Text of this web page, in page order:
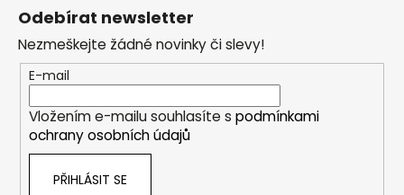
Odebírat newsletter
Nezmeškejte žádné novinky či slevy!
E-mail
Vložením e-mailu souhlasíte s podmínkami
ochrany osobních údajů
PŘIHLÁSIT SE